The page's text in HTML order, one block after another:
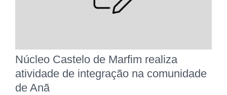
Núcleo Castelo de Marfim realiza
atividade de integração na comunidade
de Anã